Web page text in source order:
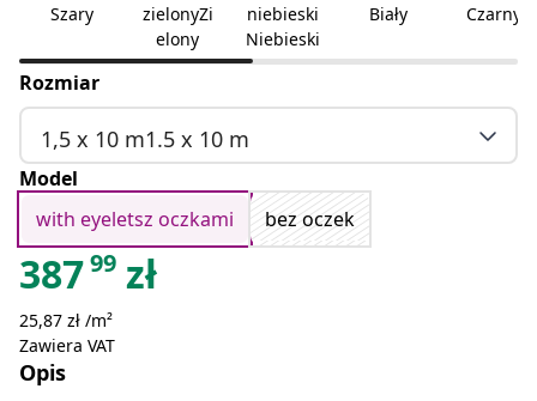
Szary
zielonyZi
elony
niebieski
Niebieski
Biały Czarny
Rozmiar
1,5 x 10 m1.5 x 10 m
Model
with eyeletsz oczkami
bez oczek
38799 zł
25,87 zł /m²
Zawiera VAT
Opis